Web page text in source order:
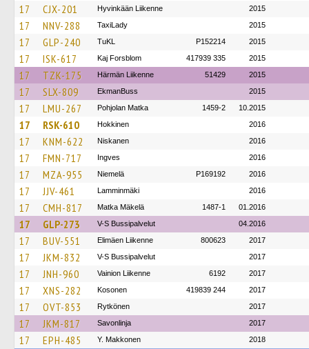
17 CJX-201 Hyvinkään Liikenne 2015
17 NNV-288 TaxiLady 2015
17 GLP-240 TuKL P152214 2015
17 ISK-617 Kaj Forsblom 417939 335 2015
17 TZK-175 Härmän Liikenne 51429 2015
17 SLX-809 EkmanBuss 2015
17 LMU-267 Pohjolan Matka 1459-2 10.2015
17 RSK-610 Hokkinen 2016
17 KNM-622 Niskanen 2016
17 FMN-717 Ingves 2016
17 MZA-955 Niemelä P169192 2016
17 JJV-461 Lamminmäki 2016
17 CMH-817 Matka Mäkelä 1487-1 01.2016
17 GLP-273 V-S Bussipalvelut 04.2016
17 BUV-551 Elimäen Liikenne 800623 2017
17 JKM-832 V-S Bussipalvelut 2017
17 JNH-960 Vainion Liikenne 6192 2017
17 XNS-282 Kosonen 419839 244 2017
17 OVT-853 Rytkönen 2017
17 JKM-817 Savonlinja 2017
17 EPH-485 Y. Makkonen 2018